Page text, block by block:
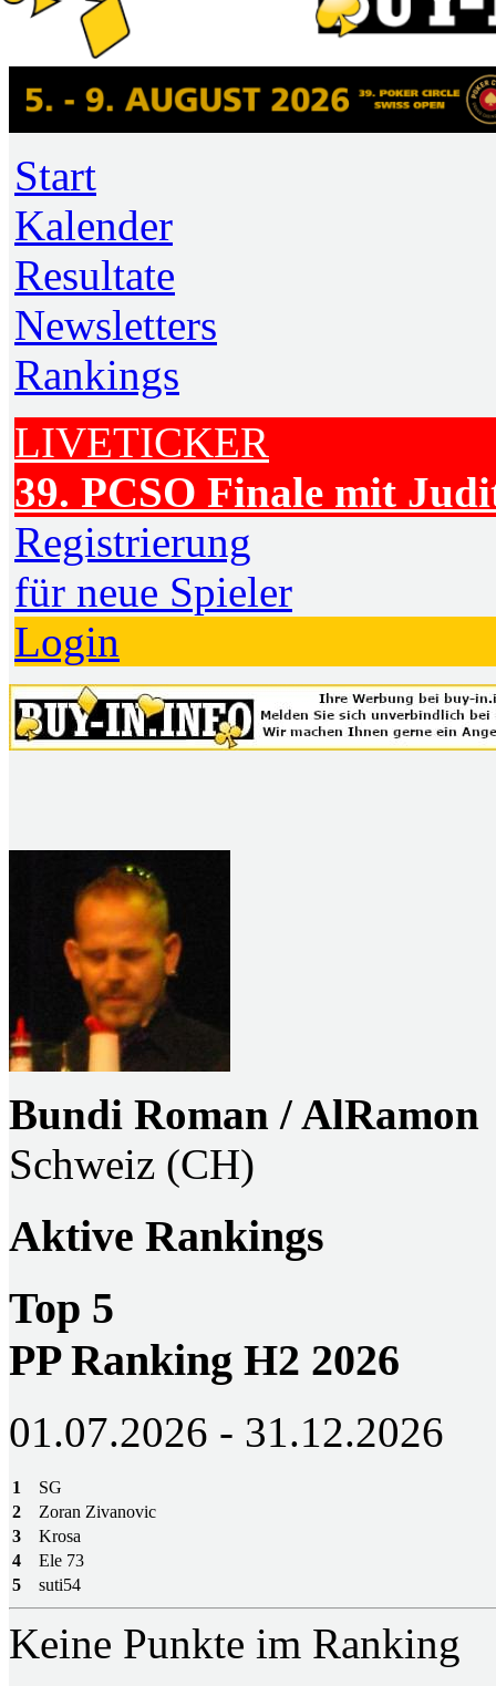
Start
Kalender
Resultate
Newsletters
Rankings
LIVETICKER
39. PCSO Finale mit
Registrierung
für neue Spieler
Login
Bundi Roman / AlRamon
Schweiz (CH)
Aktive Rankings
Top 5
PP Ranking H2 2026
01.07.2026 - 31.12.2026
1
SG
2
Zoran Zivanovic
3
Krosa
4
Ele 73
5
suti54
Keine Punkte im Ranking